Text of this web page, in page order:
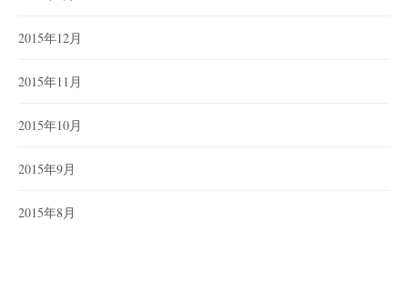
2015年12月
2015年11月
2015年10月
2015年9月
2015年8月